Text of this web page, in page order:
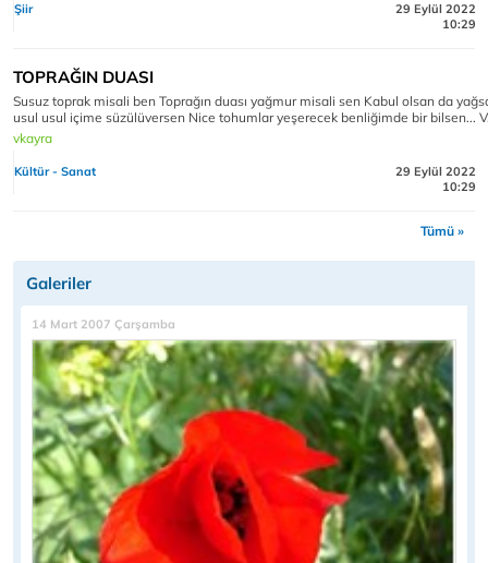
Şiir
29 Eylül 2022
10:29
TOPRAĞIN DUASI
Susuz toprak misali ben Toprağın duası yağmur misali sen Kabul olsan da
usul usul içime süzülüversen Nice tohumlar yeşerecek benliğimde bir bilsen...
vkayra
Kültür - Sanat
29 Eylül 2022
10:29
Tümü »
Galeriler
14 Mart 2007 Çarşamba